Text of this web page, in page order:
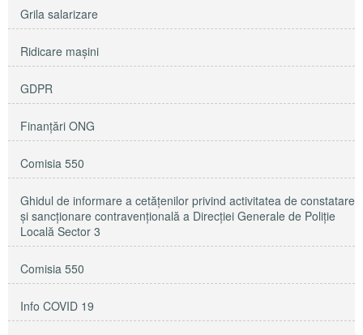
Grila salarizare
Ridicare maşini
GDPR
Finanțări ONG
Comisia 550
Ghidul de informare a cetățenilor privind activitatea de constatare
și sancționare contravențională a Direcției Generale de Poliție
Locală Sector 3
Comisia 550
Info COVID 19